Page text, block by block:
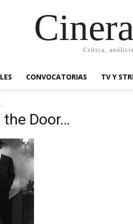
Crítica,
CONVOCATORIAS TV Y
the Door…